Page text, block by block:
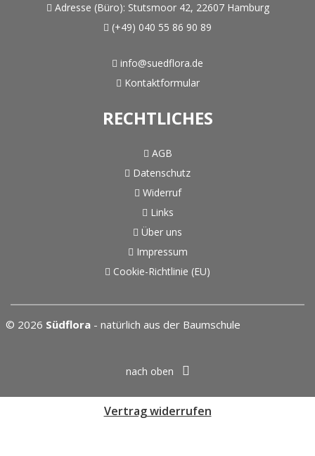
Adresse (Büro): Stutsmoor 42, 22607 Hamburg
(+49) 040 55 86 90 89
info@suedflora.de
Kontaktformular
RECHTLICHES
AGB
Datenschutz
Widerruf
Links
Über uns
Impressum
Cookie-Richtlinie (EU)
© 2026 Südflora- natürlich aus der Baumschule
nach oben
Vertrag widerrufen